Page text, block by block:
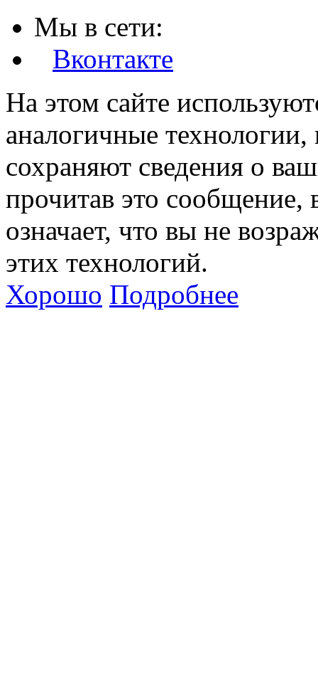
Мы в сети:
Вконтакте
На этом сайте
аналогичные технологии,
сохраняют сведения о
прочитав это сообщение,
означает, что вы не
этих технологий.
Хорошо Подробнее